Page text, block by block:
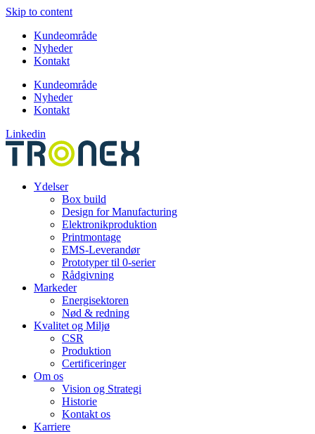
Skip to content
Kundeområde
Nyheder
Kontakt
Kundeområde
Nyheder
Kontakt
Linkedin
Ydelser
Box build
Design for Manufacturing
Elektronikproduktion
Printmontage
EMS-Leverandør
Prototyper til 0-serier
Rådgivning
Markeder
Energisektoren
Nød & redning
Kvalitet og Miljø
CSR
Produktion
Certificeringer
Om os
Vision og Strategi
Historie
Kontakt os
Karriere